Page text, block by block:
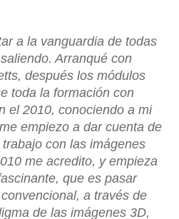
a la vanguardia de todas
Arranqué con
después los módulos
toda la formación con
el 2010, conociendo a mi
empiezo a dar cuenta de
con las imágenes
me acredito, y empieza
que es pasar
a través de
de las imágenes 3D,